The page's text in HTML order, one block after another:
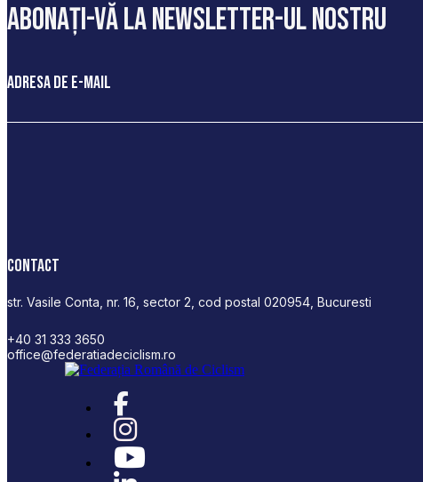
abonați-vă la newsletter-ul nostru
Adresa de e-mail
Contact
str. Vasile Conta, nr. 16, sector 2, cod postal 020954, Bucuresti
+40 31 333 3650
office@federatiadeciclism.ro